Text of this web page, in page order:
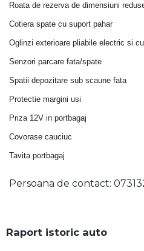
Roata de rezerva de dimensiuni
Cotiera spate cu suport pahar
Oglinzi exterioare pliabile electric si
Senzori parcare fata/spate
Spatii depozitare sub scaune fata
Protectie margini usi
Priza 12V in portbagaj
Covorase cauciuc
Tavita portbagaj
Persoana de contact:
Raport istoric auto